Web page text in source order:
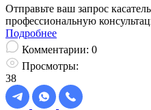
Отправьте ваш запрос
профессиональную
Подробнее
Комментарии: 0
Просмотры:
38